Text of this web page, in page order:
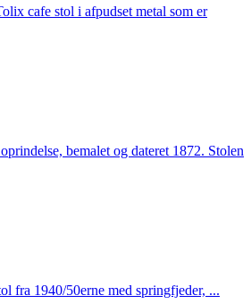
cafe stol i afpudset metal som er
bemalet og dateret 1872. Stolen
fra 1940/50erne med springfjeder, ...